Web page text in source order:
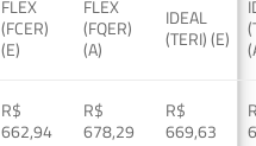
FLEX
(FCER)
(E)
FLEX
(FQER)
(A)
IDEAL
(TERI) (E)
R$
662,94
R$
678,29
R$
669,63